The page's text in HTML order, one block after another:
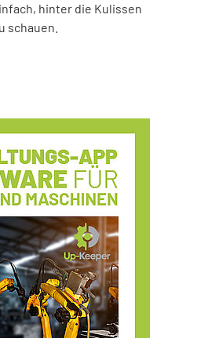
hinter die Kulissen
schauen.